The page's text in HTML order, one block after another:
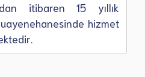
itibaren 15 yıllık
hizmet